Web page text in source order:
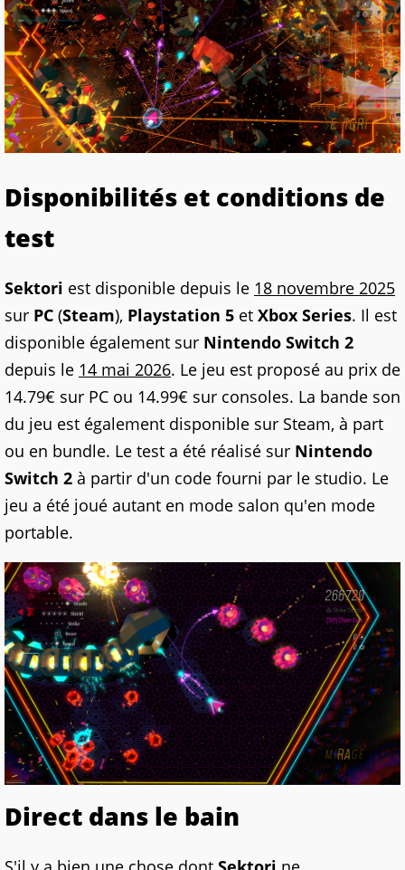
Disponibilités et conditions de
test
Sektori est disponible depuis le 18 novembre 2025
sur PC (Steam), Playstation 5 et Xbox Series. Il est
disponible également sur Nintendo Switch 2
depuis le 14 mai 2026. Le jeu est proposé au prix de
14.79€ sur PC ou 14.99€ sur consoles. La bande son
du jeu est également disponible sur Steam, à part
ou en bundle. Le test a été réalisé sur Nintendo
Switch 2 à partir d'un code fourni par le studio. Le
jeu a été joué autant en mode salon qu'en mode
portable.
Direct dans le bain